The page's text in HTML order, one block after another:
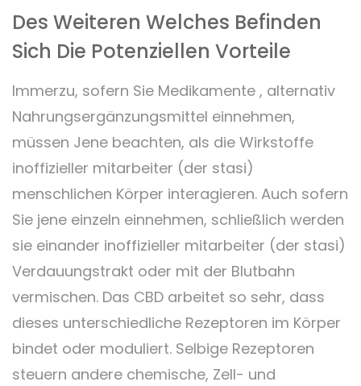
Des Weiteren Welches Befinden
Sich Die Potenziellen Vorteile
Immerzu, sofern Sie Medikamente , alternativ
Nahrungsergänzungsmittel einnehmen,
müssen Jene beachten, als die Wirkstoffe
inoffizieller mitarbeiter (der stasi)
menschlichen Körper interagieren. Auch sofern
Sie jene einzeln einnehmen, schließlich werden
sie einander inoffizieller mitarbeiter (der stasi)
Verdauungstrakt oder mit der Blutbahn
vermischen. Das CBD arbeitet so sehr, dass
dieses unterschiedliche Rezeptoren im Körper
bindet oder moduliert. Selbige Rezeptoren
steuern andere chemische, Zell- und